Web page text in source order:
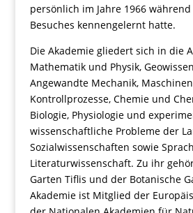
persönlich im Jahre 1966
Besuches kennengelernt hatte.
Die Akademie gliedert sich in die
Mathematik und Physik,
Angewandte Mechanik,
Kontrollprozesse, Chemie und
Biologie, Physiologie und
wissenschaftliche Probleme der
Sozialwissenschaften sowie
Literaturwissenschaft. Zu ihr
Garten Tiflis und der Botanische
Akademie ist Mitglied der